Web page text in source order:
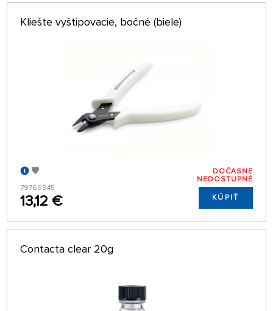
Kliešte vyštipovacie, bočné (biele)
79769945
13,12 €
DOČASNE
NEDOSTUPNÉ
KÚPIŤ
Contacta clear 20g